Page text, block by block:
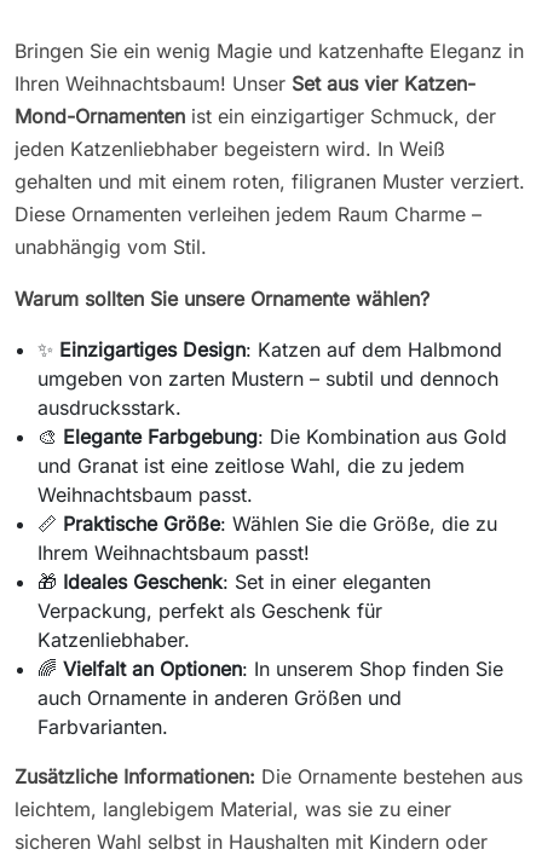
Bringen Sie ein wenig Magie und katzenhafte Eleganz in
Ihren Weihnachtsbaum! Unser Set aus vier Katzen-
Mond-Ornamenten ist ein einzigartiger Schmuck, der
jeden Katzenliebhaber begeistern wird. In Weiß
gehalten und mit einem roten, filigranen Muster verziert.
Diese Ornamenten verleihen jedem Raum Charme –
unabhängig vom Stil.
Warum sollten Sie unsere Ornamente wählen?
✨ Einzigartiges Design: Katzen auf dem Halbmond
umgeben von zarten Mustern – subtil und dennoch
ausdrucksstark.
🎨 Elegante Farbgebung: Die Kombination aus Gold
und Granat ist eine zeitlose Wahl, die zu jedem
Weihnachtsbaum passt.
📏 Praktische Größe: Wählen Sie die Größe, die zu
Ihrem Weihnachtsbaum passt!
🎁 Ideales Geschenk: Set in einer eleganten
Verpackung, perfekt als Geschenk für
Katzenliebhaber.
🌈Vielfalt an Optionen: In unserem Shop finden Sie
auch Ornamente in anderen Größen und
Farbvarianten.
Zusätzliche Informationen: Die Ornamente bestehen aus
leichtem, langlebigem Material, was sie zu einer
sicheren Wahl selbst in Haushalten mit Kindern oder